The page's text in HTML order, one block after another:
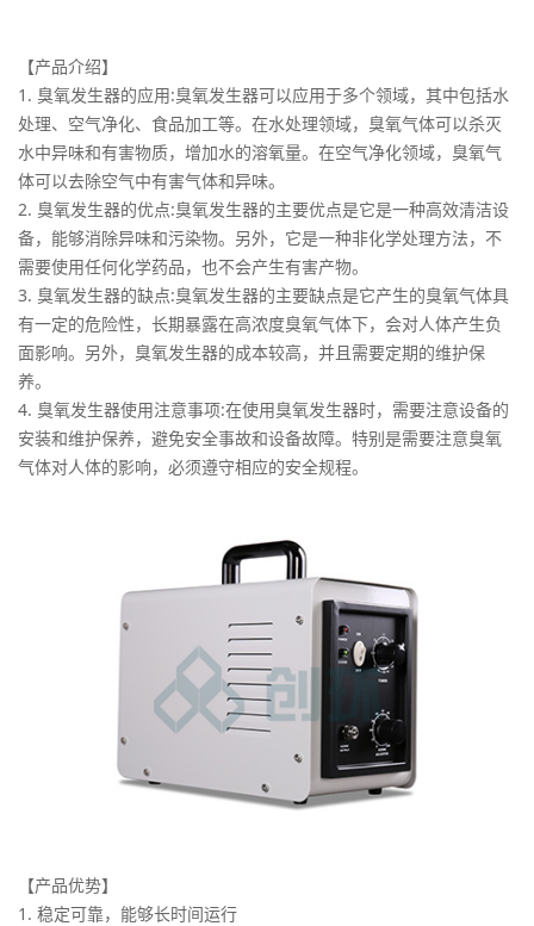
【产品介绍】
1. 臭氧发生器的应用:臭氧发生器可以应用于多个领域，其中包括水
处理、空气净化、食品加工等。在水处理领域，臭氧气体可以杀灭
水中异味和有害物质，增加水的溶氧量。在空气净化领域，臭氧气
体可以去除空气中有害气体和异味。
2. 臭氧发生器的优点:臭氧发生器的主要优点是它是一种高效清洁设
备，能够消除异味和污染物。另外，它是一种非化学处理方法，不
需要使用任何化学药品，也不会产生有害产物。
3. 臭氧发生器的缺点:臭氧发生器的主要缺点是它产生的臭氧气体具
有一定的危险性，长期暴露在高浓度臭氧气体下，会对人体产生负
面影响。另外，臭氧发生器的成本较高，并且需要定期的维护保
养。
4. 臭氧发生器使用注意事项:在使用臭氧发生器时，需要注意设备的
安装和维护保养，避免安全事故和设备故障。特别是需要注意臭氧
气体对人体的影响，必须遵守相应的安全规程。
【产品优势】
1. 稳定可靠，能够长时间运行